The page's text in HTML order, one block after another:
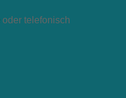
oder telefonisch